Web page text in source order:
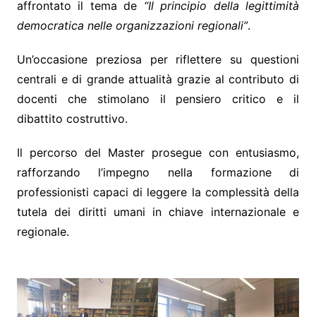
affrontato il tema de “Il principio della legittimità
democratica nelle organizzazioni regionali”.
Un’occasione preziosa per riflettere su questioni
centrali e di grande attualità grazie al contributo di
docenti che stimolano il pensiero critico e il
dibattito costruttivo.
Il percorso del Master prosegue con entusiasmo,
rafforzando l’impegno nella formazione di
professionisti capaci di leggere la complessità della
tutela dei diritti umani in chiave internazionale e
regionale.